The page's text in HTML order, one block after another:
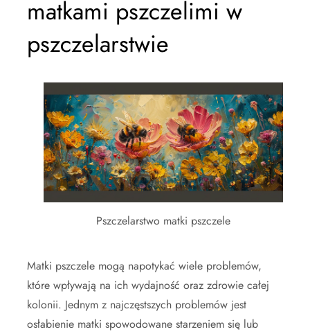
matkami pszczelimi w
pszczelarstwie
Pszczelarstwo matki pszczele
Matki pszczele mogą napotykać wiele problemów,
które wpływają na ich wydajność oraz zdrowie całej
kolonii. Jednym z najczęstszych problemów jest
osłabienie matki spowodowane starzeniem się lub